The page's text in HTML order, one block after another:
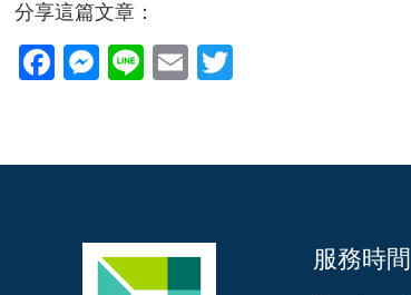
分享這篇文章：
Facebook
Messenger
LineEmail
服務時間